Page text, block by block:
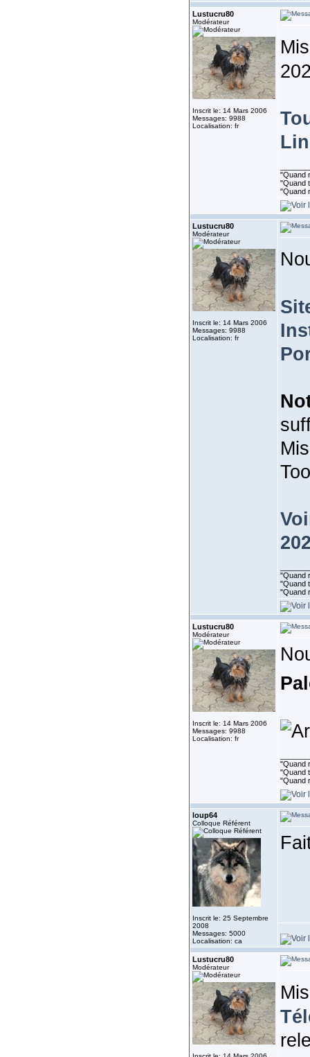
Lustucru80
Modérateur
Inscrit le: 14 Mars 2006
Messages: 9988
Localisation: fr
"Quand
"Quand
"Quand
Lustucru80
Modérateur
Inscrit le: 14 Mars 2006
Messages: 9988
Localisation: fr
"Quand
"Quand
"Quand
Lustucru80
Modérateur
Inscrit le: 14 Mars 2006
Messages: 9988
Localisation: fr
"Quand
"Quand
"Quand
loup64
Colloque Référent
Inscrit le: 25 Septembre
2008
Messages: 5000
Localisation: ca
Lustucru80
Modérateur